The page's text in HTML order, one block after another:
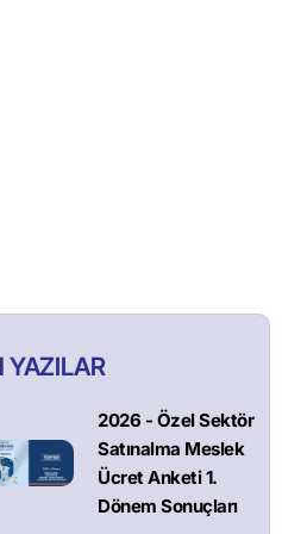
YAZILAR
2026 - Özel Sektör
Satınalma Meslek
Ücret Anketi 1.
Dönem Sonuçları